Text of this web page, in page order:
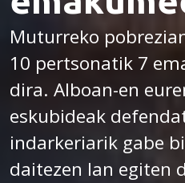
Muturreko
10 pertsonatik 7
dira. Alboan-en
eskubideak
indarkeriarik gabe
daitezen lan egiten